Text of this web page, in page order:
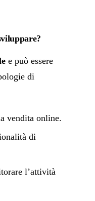
e può essere
di
vendita online.
di
l’attività